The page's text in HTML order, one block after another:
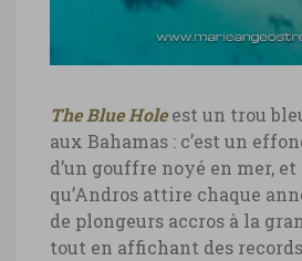
l’archipel © Marie-Ange
The Blue Holeest un trou
aux Bahamas : c’est un
d’un gouffre noyé en mer,
qu’Andros attire chaque
de plongeurs accros à la
tout en affichant des